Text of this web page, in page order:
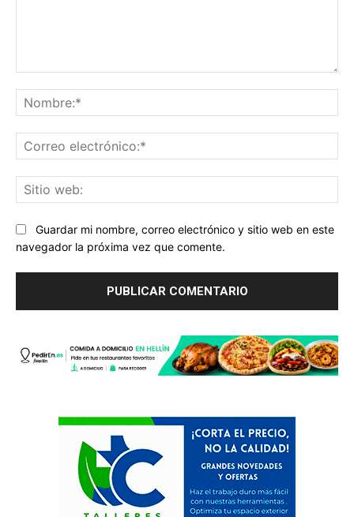
Guardar mi nombre, correo electrónico y sitio web en este
navegador la próxima vez que comente.